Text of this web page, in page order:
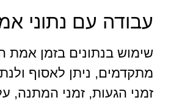
עבודה עם נתוני
מתקדמים, ניתן לאסוף
זמני הגעות, זמני המתנה,